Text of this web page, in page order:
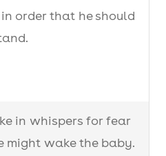
order that he should
in whispers for fear
might wake the baby.